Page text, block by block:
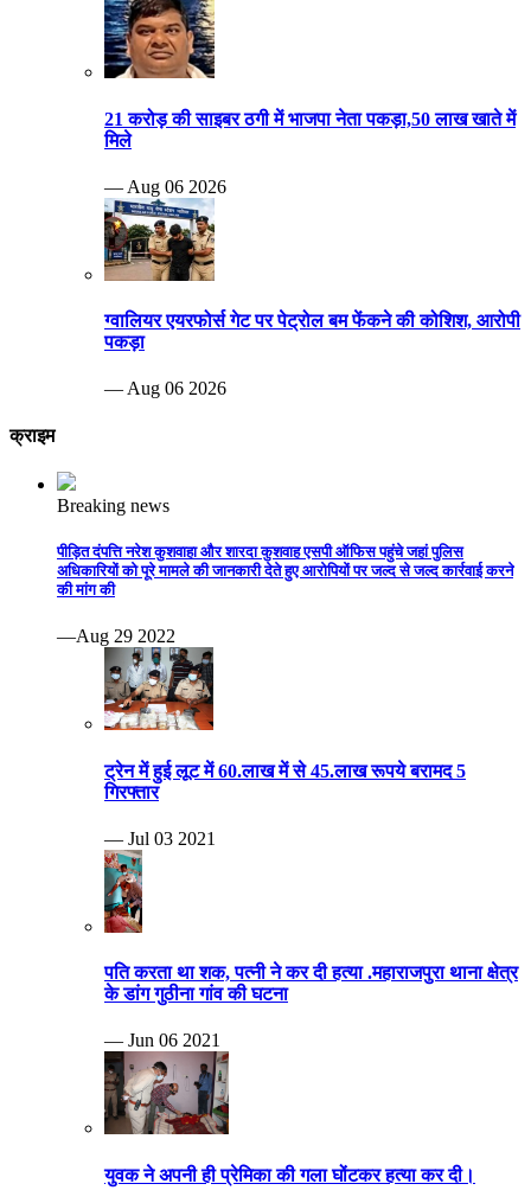
21 करोड़ की साइबर ठगी में भाजपा नेता पकड़ा,50 लाख खाते में
मिले
— Aug 06 2026
ग्वालियर एयरफोर्स गेट पर पेट्रोल बम फेंकने की कोशिश, आरोपी
पकड़ा
— Aug 06 2026
क्राइम
Breaking news
पीड़ित दंपत्ति नरेश कुशवाहा और शारदा कुशवाह एसपी ऑफिस पहुंचे जहां पुलिस
अधिकारियों को पूरे मामले की जानकारी देते हुए आरोपियों पर जल्द से जल्द कार्रवाई करने
की मांग की
—Aug 29 2022
ट्रेन में हुई लूट में 60.लाख में से 45.लाख रूपये बरामद 5
गिरफ्तार
— Jul 03 2021
पति करता था शक, पत्नी ने कर दी हत्या .महाराजपुरा थाना क्षेत्र
के डांग गुठीना गांव की घटना
— Jun 06 2021
युवक ने अपनी ही प्रेमिका की गला घोंटकर हत्या कर दी।